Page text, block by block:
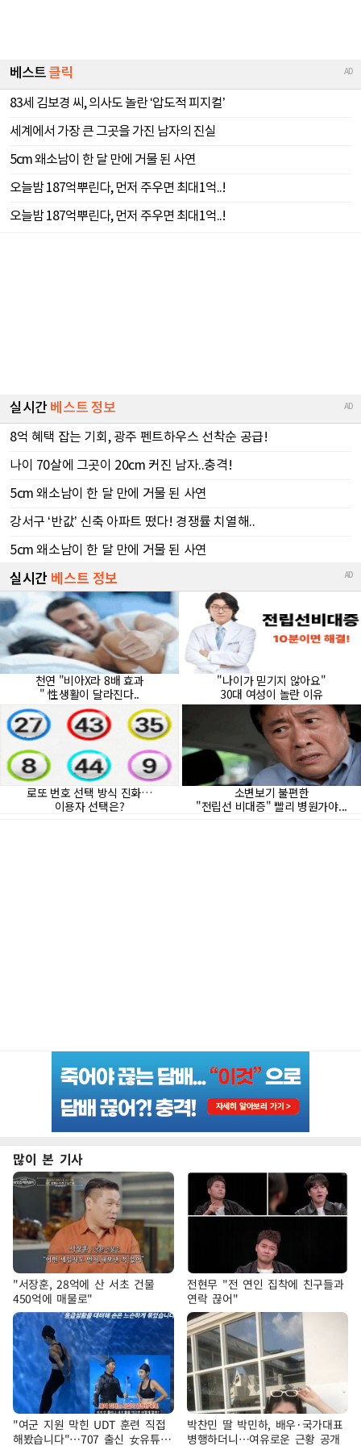
많이 본 기사
"서장훈, 28억에 산 서초 건물
450억에 매물로"
전현무 "전 연인 집착에 친구들과
연락 끊어"
"여군 지원 막힌 UDT 훈련 직접
해봤습니다"…707 출신 女유튜버
박찬민 딸 박민하, 배우·국가대표
병행하더니…여유로운 근황 공개